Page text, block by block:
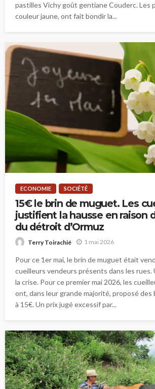
pastilles Vichy goût gentiane Couderc. Les
couleur jaune, ont fait bondir la...
ECONOMIE SOCIÉTÉ
15€ le brin de muguet. Les
justifient la hausse en raison
du détroit d’Ormuz
Terry Toirachié 1 mai 2026
Pour ce 1er mai, le brin de muguet était
cueilleurs vendeurs présents dans les rues.
la crise. Pour ce premier mai 2026, les
ont, dans leur grande majorité, proposé des
à 15€. Un prix jugé excessif par...